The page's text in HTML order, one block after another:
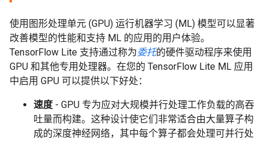
使用图形处理单元 (GPU) 运行机器学习 (ML) 模型可以显著
改善模型的性能和支持 ML 的应用的用户体验。
TensorFlow Lite 支持通过称为委托的硬件驱动程序来使用
GPU 和其他专用处理器。在您的 TensorFlow Lite ML 应用
中启用 GPU 可以提供以下好处：
速度 - GPU 专为应对大规模并行处理工作负载的高吞
吐量而构建。这种设计使它们非常适合由大量算子构
成的深度神经网络，其中每个算子都会处理可并行处